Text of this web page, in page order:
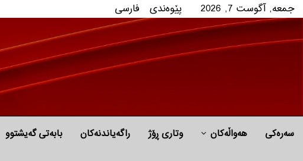
جمعه, آگوست 7, 2026 پێوه‌ندی فارسی
سەرەکی هه‌واڵه‌کان وتاری ڕۆژ راگه‌یاندنه‌كان بابه‌تی گه‌یشتوو